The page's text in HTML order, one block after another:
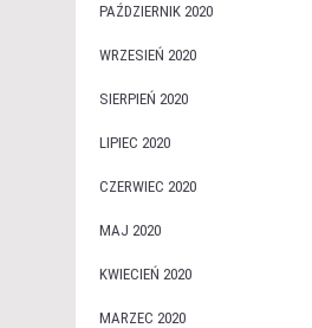
PAŹDZIERNIK 2020
WRZESIEŃ 2020
SIERPIEŃ 2020
LIPIEC 2020
CZERWIEC 2020
MAJ 2020
KWIECIEŃ 2020
MARZEC 2020